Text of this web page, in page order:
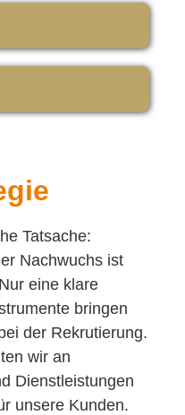
Tatsache:
Nachwuchs ist
eine klare
bringen
der Rekrutierung.
wir an
Dienstleistungen
unsere Kunden.